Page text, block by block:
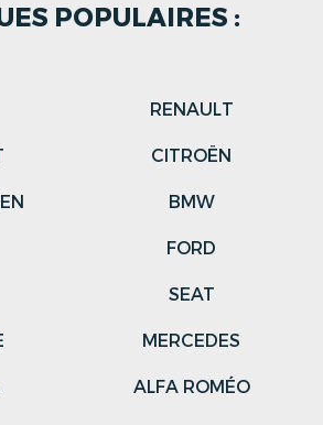
POPULAIRES :
RENAULT
CITROËN
BMW
FORD
SEAT
MERCEDES
ALFA ROMÉO